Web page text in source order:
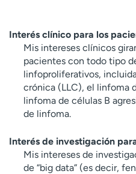
Interés clínico para los
Mis intereses clínicos
pacientes con todo tipo
linfoproliferativos,
crónica (LLC), el linfoma
linfoma de células B
de linfoma.
Interés de investigación
Mis intereses de
de “big data” (es decir,